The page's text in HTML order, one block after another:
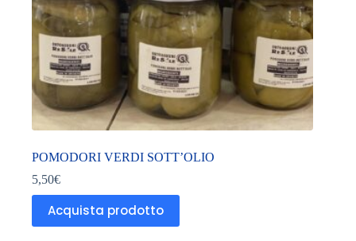
POMODORI VERDI SOTT’OLIO
5,50€
Acquista prodotto